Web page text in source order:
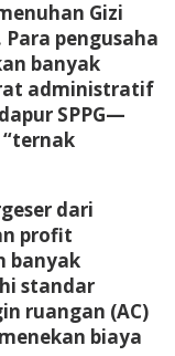
Gizi
pengusaha
banyak
administratif
SPPG—
dari
profit
banyak
standar
ruangan (AC)
biaya